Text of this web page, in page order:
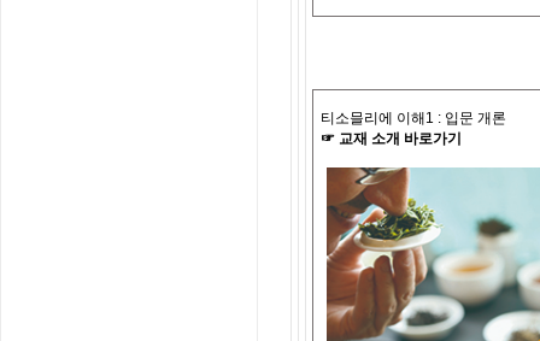
티소믈리에 이해 1 : 입문 개론
☞ 교재 소개 바로가기